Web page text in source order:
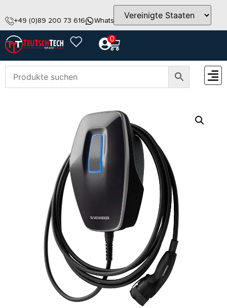
+49 (0)89 200 73 616 WhatsApp info@teutschtech.com
0